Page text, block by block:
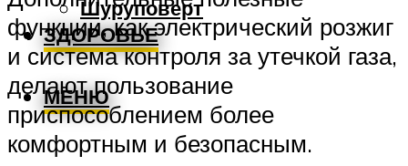
Шуруповерт
ЗДОРОВЬЕ
МЕНЮ
функции, как электрический розжиг
и система контроля за утечкой газа,
делают пользование
приспособлением более
комфортным и безопасным.